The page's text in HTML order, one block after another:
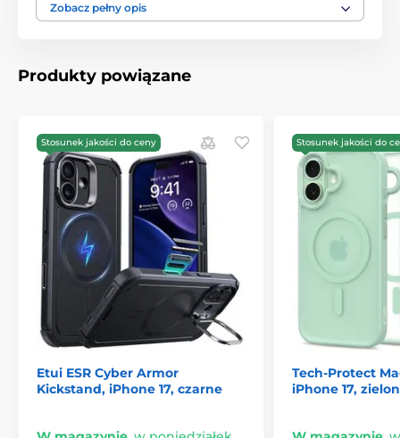
Doskonale pasuje
Wyposażone w osłony przycisków
1x etui Techsuit MagSafe Pro
Zobacz pełny opis
Produkty powiązane
Stosunek jakości do ceny
Etui ESR Cyber Armor
Kickstand, iPhone 17, czarne
Stosunek jakości do
Tech-Protect
iPhone 17,